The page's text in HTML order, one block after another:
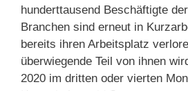
hunderttausend Beschäftigte
Branchen sind erneut in
bereits ihren Arbeitsplatz
überwiegende Teil von ihnen
2020 im dritten oder vierten